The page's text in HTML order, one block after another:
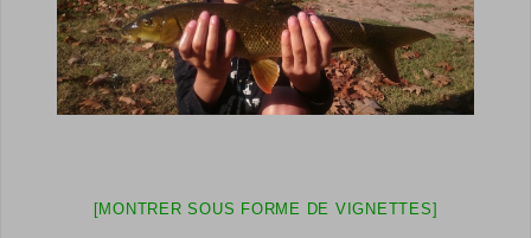
[MONTRER SOUS FORME DE VIGNETTES]